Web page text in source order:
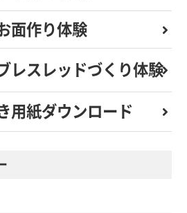
面作り体験
レスレッドづくり体験
用紙ダウンロード